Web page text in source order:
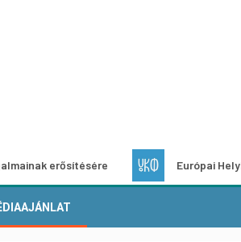
Európai Helyi Kultúra –